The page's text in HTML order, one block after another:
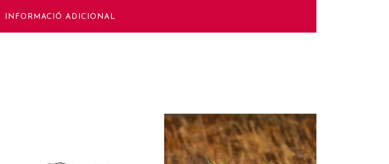
INFORMACIÓ ADICIONAL